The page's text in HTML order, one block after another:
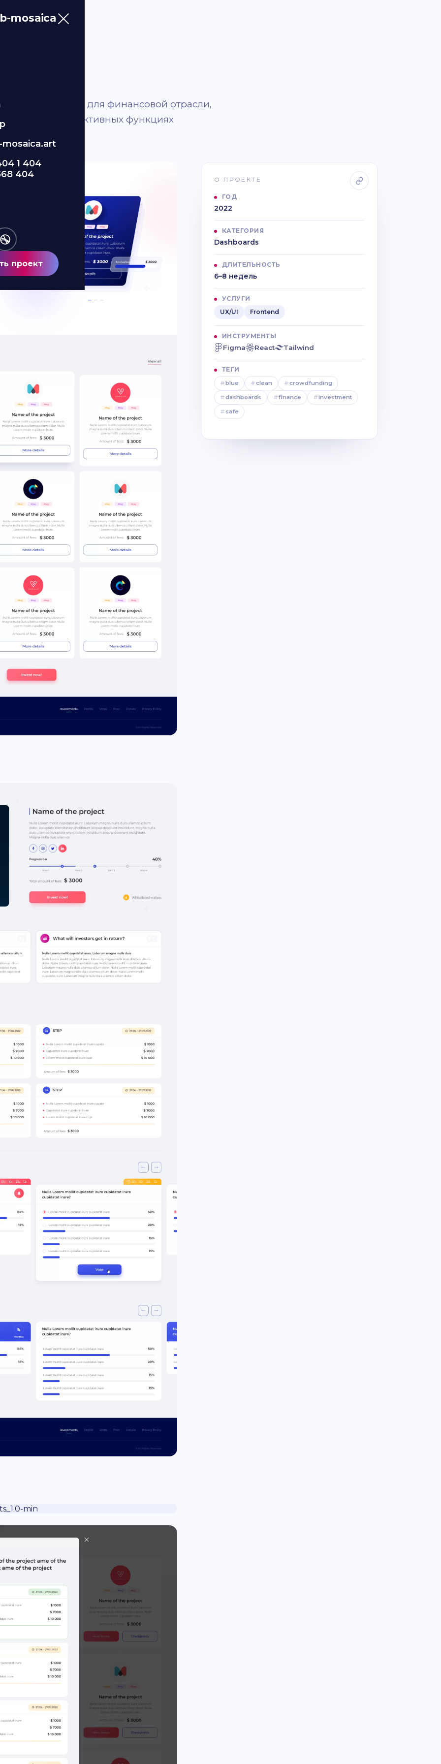
mosaica
1 404
404
проект
приложение для финансовой отрасли,
дизайне и эффективных функциях
О ПРОЕКТЕ
ГОД
2022
КАТЕГОРИЯ
Dashboards
ДЛИТЕЛЬНОСТЬ
6–8 недель
УСЛУГИ
UX/UI
Frontend
ИНСТРУМЕНТЫ
Figma React Tailwind
ТЕГИ
#blue #clean #crowdfunding
#dashboards #finance #investment
# safe